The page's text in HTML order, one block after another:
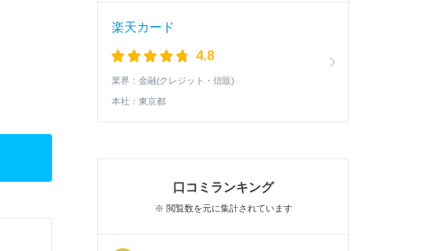
楽天カード
4.8
業界： 金融(クレジット・信販)
本社： 東京都
口コミランキング
※ 閲覧数を元に集計されています